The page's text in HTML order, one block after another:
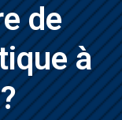
de
à